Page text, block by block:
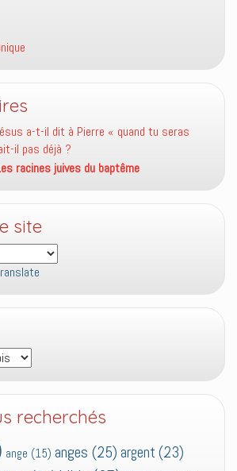
a-t-il dit à Pierre « quand tu seras
il pas déjà ?
racines juives du baptême
site
recherchés
ange (15) anges (25) argent (23)